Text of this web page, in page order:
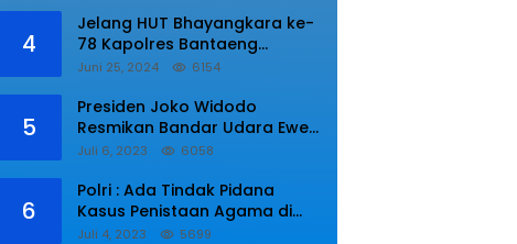
RI.
4
Jelang HUT Bhayangkara ke-
78 Kapolres Bantaeng
Resmikan Sumur Bor di Desa
Juni 25, 2024 6154
5
Presiden Joko Widodo
Resmikan Bandar Udara Ewer
di Asmat
Juli 6, 2023 6058
6
Polri : Ada Tindak Pidana
Kasus Penistaan Agama di
Ponpes Al Zaytun
Juli 4, 2023 5699